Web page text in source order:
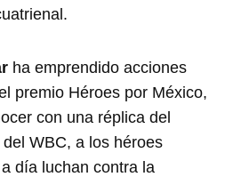
ha emprendido acciones
premio Héroes por México,
con una réplica del
del WBC, a los héroes
día luchan contra la